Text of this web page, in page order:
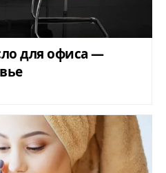
для офиса —